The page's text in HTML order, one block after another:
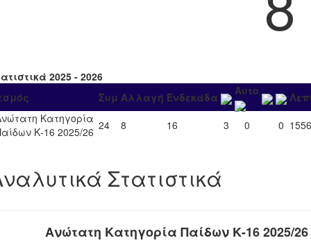
2025 - 2026
Συμ Αλλαγή Ενδεκάδα Αυτο
Κατηγορία
Κ-16 2025/26 24 8 16 3 0 0 1556
Στατιστικά
Ανώτατη Κατηγορία Παίδων Κ-16 2025/26